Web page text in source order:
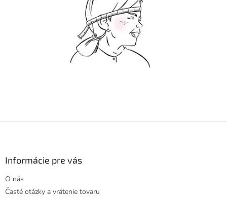
Informácie pre vás
O nás
Časté otázky a vrátenie tovaru